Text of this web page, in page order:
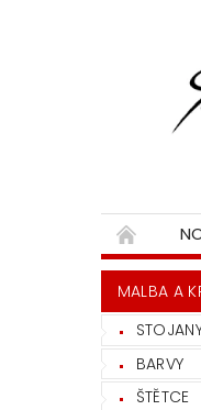
MALBA A
BARVY
ŠTĚTCE